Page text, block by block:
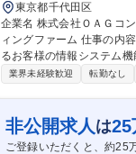
東京都千代田区
企業名 株式会社ＯＡＧコンサルティング 求人名 ■急募■【ITコンサルタン
ィングファーム 仕事の内容 当社は中堅・中小企業のお客様の中で、情シス担当者が不在でIT化・DX化に困ってい
るお客様の情報システム
複数名で構成されるチー ムでのオンライン対応を基本として、企業の経営者や担当者をご支援します【ポジショ
心に、課題の見える化や
だきます。リーダーとして
種 ■急募■【ITコンサルタ
業界未経験歓迎 転勤なし
非公開求人 は25
ご登録いただくと、約25